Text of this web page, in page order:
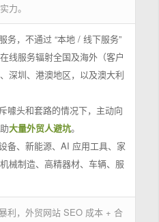
力。
务，不通过 “本地 / 线下服务”
线服务辐射全国及海外（客户
深圳、港澳地区，以及澳大利
噱头和套路的情况下，主动向
大量外贸人避坑。
备、新能源、AI 应用工具、家
械制造、高精器材、车辆、服
利，外贸网站 SEO 成本 + 合